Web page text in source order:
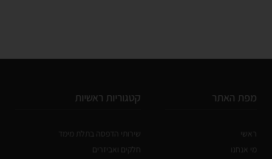
מפת האתר
ראשי
מי אנחנו
קטגוריות ראשיות
שירותי הדפסה בתלת מימד
חלקים ואביזרים